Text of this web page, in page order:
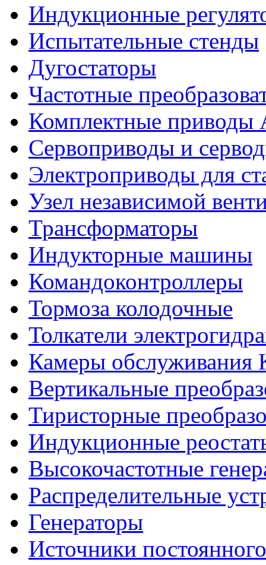
Индукционные
Испытательные стенды
Дугостаторы
Частотные
Комплектные
Сервоприводы и
Электроприводы для
Узел независимой
Трансформаторы
Индукторные машины
Командоконтроллеры
Тормоза колодочные
Толкатели
Камеры
Вертикальные
Тиристорные
Индукционные
Высокочастотные
Распределительные
Генераторы
Источники